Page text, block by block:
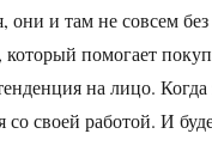
и там не совсем без
помогает
на лицо. Когда
своей работой. И